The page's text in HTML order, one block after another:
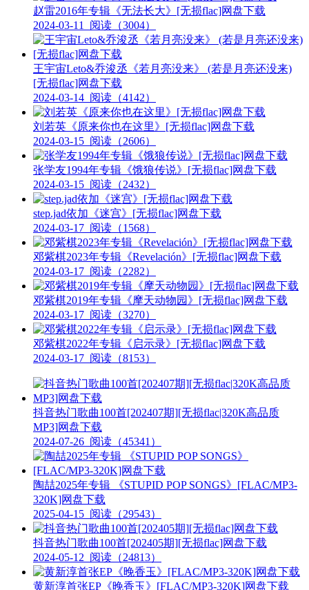
赵雷2016年专辑《无法长大》[无损flac]网盘下载
2024-03-11
阅读（3004）
王宇宙Leto&乔浚丞《若月亮没来》 (若是月亮还没来)
[无损flac]网盘下载
2024-03-14 阅读（4142）
刘若英《原来你也在这里》[无损flac]网盘下载
2024-03-15 阅读（2606）
张学友1994年专辑《饿狼传说》[无损flac]网盘下载
2024-03-15 阅读（2432）
step.jad依加《迷宫》[无损flac]网盘下载
2024-03-17 阅读（1568）
邓紫棋2023年专辑《Revelación》[无损flac]网盘下载
2024-03-17 阅读（2282）
邓紫棋2019年专辑《摩天动物园》[无损flac]网盘下载
2024-03-17 阅读（3270）
邓紫棋2022年专辑《启示录》[无损flac]网盘下载
2024-03-17 阅读（8153）
抖音热门歌曲100首[202407期][无损flac|320K高品质
MP3]网盘下载
2024-07-26 阅读（45341）
陶喆2025年专辑 《STUPID POP SONGS》[FLAC/MP3-
320K]网盘下载
2025-04-15 阅读（29543）
抖音热门歌曲100首[202405期][无损flac]网盘下载
2024-05-12 阅读（24813）
黄新淳首张EP《晚香玉》[FLAC/MP3-320K]网盘下载